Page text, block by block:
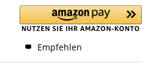
Empfehlen